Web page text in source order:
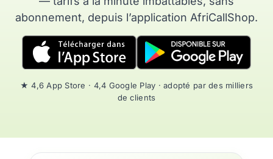
abonnement, depuis l’application AfriCallShop.
★ 4,6 App Store · 4,4 Google Play · adopté par des milliers
de clients